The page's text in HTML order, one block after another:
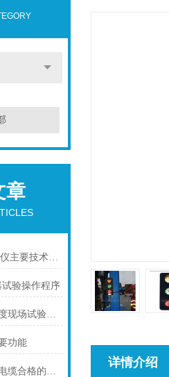
章
SB2230直流电阻测量仪主要技术参数
验操作程序
变压器绝缘油电气强度现场试验操作方法
功能
绝缘电阻是检验电线电缆合格的标准
详情介绍